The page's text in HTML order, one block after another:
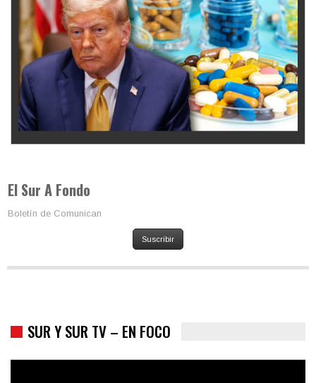
Los latinos le van dando la espalda a Trump